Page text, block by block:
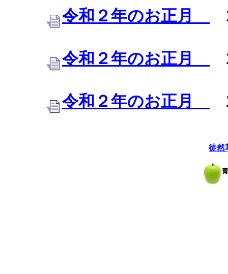
令和２年のお正月
令和２年のお正月
令和２年のお正月
徒然